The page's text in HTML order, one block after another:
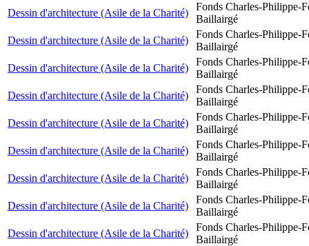
Dessin d'architecture (Asile de la Charité)
Fonds Charles-Philippe-
Baillairgé
Dessin d'architecture (Asile de la Charité)
Fonds Charles-Philippe-
Baillairgé
Dessin d'architecture (Asile de la Charité)
Fonds Charles-Philippe-
Baillairgé
Dessin d'architecture (Asile de la Charité)
Fonds Charles-Philippe-
Baillairgé
Dessin d'architecture (Asile de la Charité)
Fonds Charles-Philippe-
Baillairgé
Dessin d'architecture (Asile de la Charité)
Fonds Charles-Philippe-
Baillairgé
Dessin d'architecture (Asile de la Charité)
Fonds Charles-Philippe-
Baillairgé
Dessin d'architecture (Asile de la Charité)
Fonds Charles-Philippe-
Baillairgé
Dessin d'architecture (Asile de la Charité)
Fonds Charles-Philippe-
Baillairgé